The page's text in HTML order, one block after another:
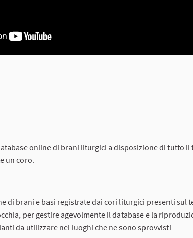
online di brani liturgici a disposizione di tutto
un coro.
di brani e basi registrate dai cori liturgici presenti sul
per gestire agevolmente il database e la
da utilizzare nei luoghi che ne sono sprovvisti